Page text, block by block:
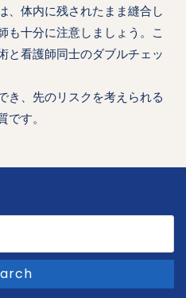
、体内に残されたまま縫合し
も十分に注意しましょう。こ
と看護師同士のダブルチェッ
き、先のリスクを考えられる
す。